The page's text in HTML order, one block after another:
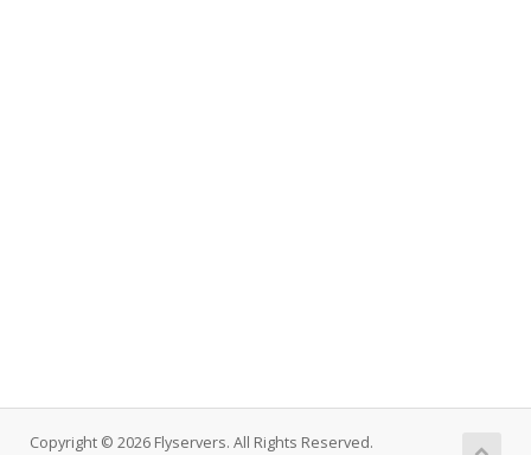
Copyright © 2026 Flyservers. All Rights Reserved.